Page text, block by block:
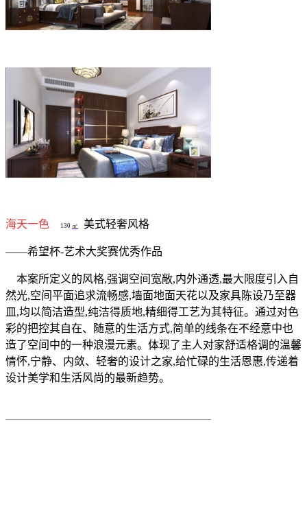
海天一色 130 ㎡ 美式轻奢风格
——希望杯-艺术大奖赛优秀作品
本案所定义的风格,强调空间宽敞,内外通透,最大限度引入自
然光,空间平面追求流畅感,墙面地面天花以及家具陈设乃至器
皿 ,均以简洁造型,纯洁得质地,精细得工艺为其特征。通过对色
彩的把控其自在、随意的生活方式,简单的线条在不经意中也
造了空间中的一种浪漫元素。体现了主人对家舒适格调的温馨
情怀,宁静、内敛、轻奢的设计之家,给忙碌的生活恩惠,传递着
设计美学和生活风尚的最新趋势。